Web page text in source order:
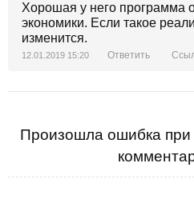
Хорошая у него программа
экономики. Если такое
изменится.
12.01.2019 15:20 Ответить
Произошла ошибка при